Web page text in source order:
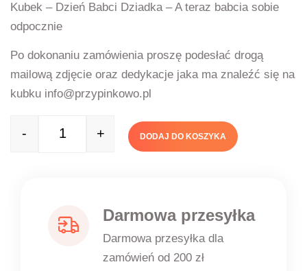
Kubek – Dzień Babci Dziadka – A teraz babcia sobie
odpocznie
Po dokonaniu zamówienia proszę podesłać drogą
mailową zdjęcie oraz dedykacje jaka ma znaleźć się na
kubku info@przypinkowo.pl
Quantity
- + DODAJ DO KOSZYKA
Darmowa przesyłka
Darmowa przesyłka dla
zamówień od 200 zł